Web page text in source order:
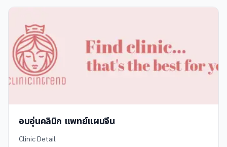
อบอุ่นคลินิก แพทย์แผนจีน
Clinic Detail